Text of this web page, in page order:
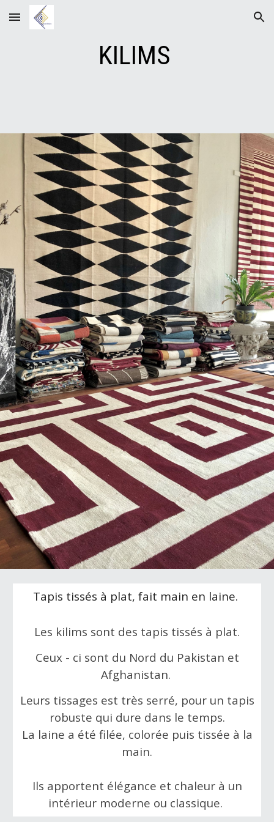
Skip to main content Skip to navigation
KILIMS
Tapis tissés à plat, fait main en laine.
Les kilims sont des tapis tissés à plat.
Ceux - ci sont du Nord du Pakistan et
Afghanistan.
Leurs tissages est très serré, pour un tapis
robuste qui dure dans le temps.
La laine a été filée, colorée puis tissée à la
main.
Ils apportent élégance et chaleur à un
intérieur moderne ou classique.